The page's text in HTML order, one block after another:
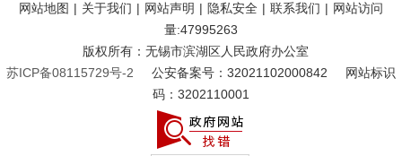
网站地图 | 关于我们 | 网站声明 | 隐私安全 | 联系我们 | 网站访问
量:47995263
版权所有：无锡市滨湖区人民政府办公室
苏ICP备08115729号-2
公安备案号：32021102000842
网站标识
码：3202110001